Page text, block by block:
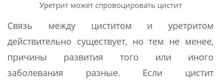
Уретрит может спровоцировать цистит
Связь между циститом и уретритом
действительно существует, но тем не менее,
причины развития того или иного
заболевания разные. Если цистит